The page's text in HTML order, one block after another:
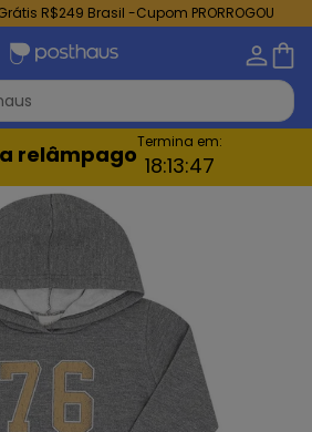
R$249 Brasil -Cupom PRORROGOU
relâmpagoTermina em:
18:13:45